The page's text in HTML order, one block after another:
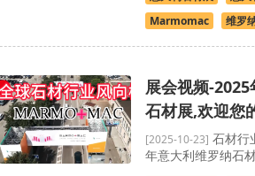
Marmomac
维罗
展会视频-
石材展,欢迎您
[2025-10-23] 石材行
年意大利维罗纳石